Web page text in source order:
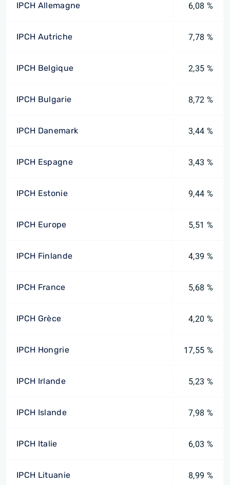
IPCH Allemagne 6,08 %
IPCH Autriche 7,78 %
IPCH Belgique 2,35 %
IPCH Bulgarie 8,72 %
IPCH Danemark 3,44 %
IPCH Espagne 3,43 %
IPCH Estonie 9,44 %
IPCH Europe 5,51 %
IPCH Finlande 4,39 %
IPCH France 5,68 %
IPCH Grèce 4,20 %
IPCH Hongrie 17,55 %
IPCH Irlande 5,23 %
IPCH Islande 7,98 %
IPCH Italie 6,03 %
IPCH Lituanie 8,99 %